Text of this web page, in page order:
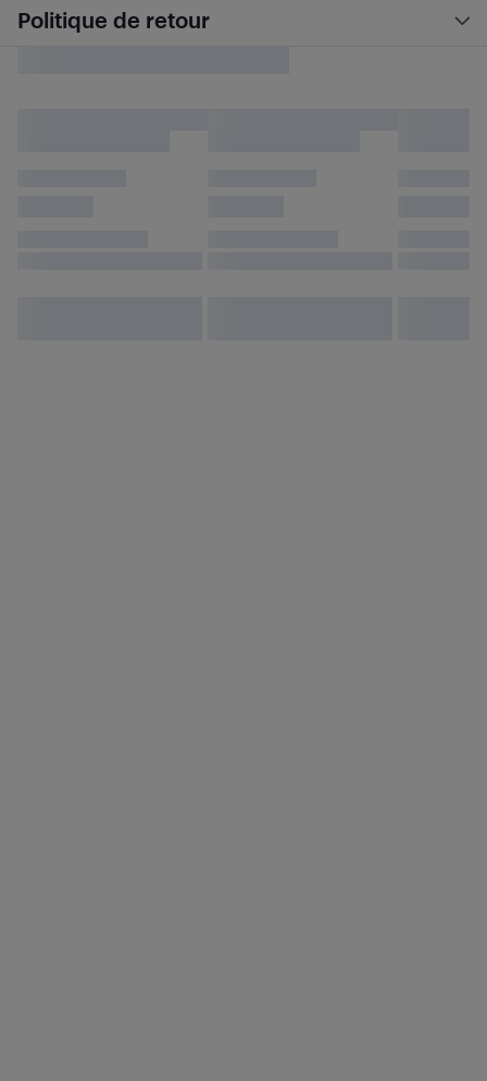
Politique de retour